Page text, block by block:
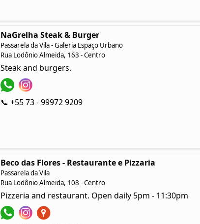
NaGrelha Steak & Burger
Passarela da Vila - Galeria Espaço Urbano
Rua Lodônio Almeida, 163 - Centro
Steak and burgers.
📞 +55 73 - 99972 9209
Beco das Flores - Restaurante e Pizzaria
Passarela da Vila
Rua Lodônio Almeida, 108 - Centro
Pizzeria and restaurant. Open daily 5pm - 11:30pm